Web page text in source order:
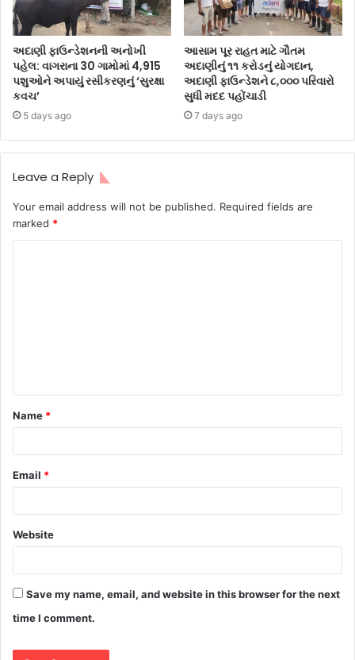
અદાણી ફાઉન્ડેશનની અનોખી
પહેલ: વાગરાના 30 ગામોમાં 4,915
પશુઓને અપાયું રસીકરણનું ‘સુરક્ષા
કવચ’
5 days ago
આસામ પૂર રાહત માટે ગૌતમ
અદાણીનું ૧૧ કરોડનું યોગદાન,
અદાણી ફાઉન્ડેશને ૮,૦૦૦ પરિવારો
સુધી મદદ પહોંચાડી
7 days ago
Leave a Reply
Your email address will not be published. Required fields are
marked *
Name *
Email *
Website
Save my name, email, and website in this browser for the next
time I comment.